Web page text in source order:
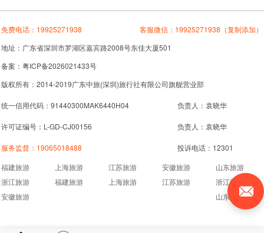
免费电话： 19925271938 客服微信： 19925271938 （复制添加）
地址：广东省深圳市罗湖区嘉宾路2008号东佳大厦501
备案：粤ICP备2026021433号
版权所有：2014-2019广东中旅(深圳)旅行社有限公司旗舰营业部
统一信用代码：91440300MAK6440H04 负责人：袁晓华
许可证编号：L-GD-CJ00156 负责人：袁晓华
服务监督： 19065018488
投诉电话：12301
福建旅游
上海旅游 江苏旅游 安徽旅游
山东旅游
浙江旅游
福建旅游 上海旅游 江苏旅游
浙江旅游
安徽旅游
山东旅游